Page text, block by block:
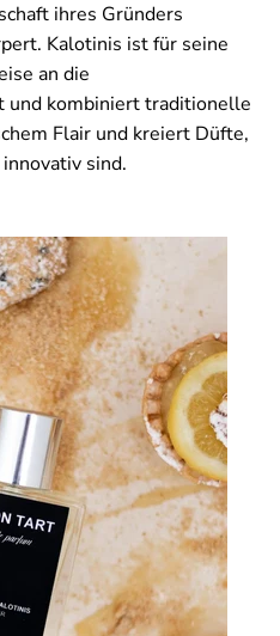
ihres Gründers
Kalotinis ist für seine
an die
und kombiniert traditionelle
Flair und kreiert Düfte,
sind.